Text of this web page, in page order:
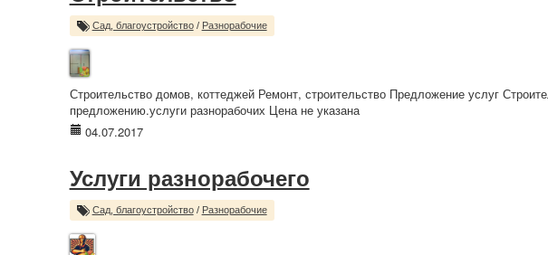
Сад, благоустройство/ Разнорабочие
Строительство домов, коттеджей Ремонт, строительство Предложение услуг
предложению.услуги разнорабочих Цена не указана
04.07.2017
Услуги разнорабочего
Сад, благоустройство/ Разнорабочие